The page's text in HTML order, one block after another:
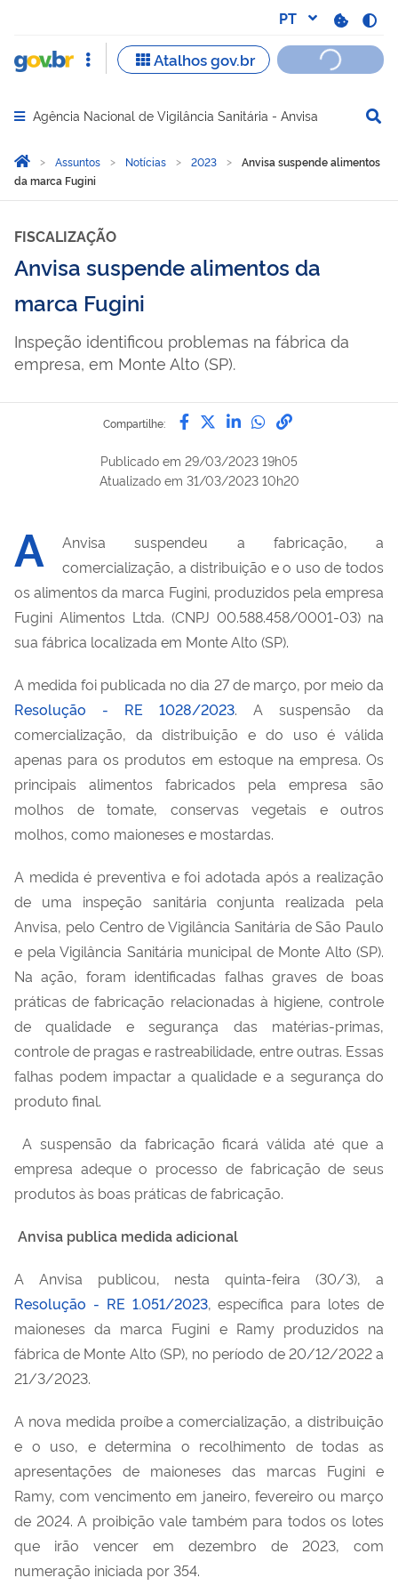
Abrir menu principal de navegação
Agência Nacional de Vigilância Sanitária - Anvisa
Você está aqui:
Página Inicial
Assuntos Notícias 2023
Anvisa suspende alimentos
da marca Fugini
FISCALIZAÇÃO
Anvisa suspende alimentos da
marca Fugini
Inspeção identificou problemas na fábrica da
empresa, em Monte Alto (SP).
Compartilhe: Compartilhe por Facebook
Compartilhe por Twitter
Compartilhe por
Compartilhe
link para
Publicado em 29/03/2023 19h05
Atualizado em 31/03/2023 10h20
A
Anvisa suspendeu a fabricação, a
comercialização, a distribuição e o uso de todos
os alimentos da marca Fugini, produzidos pela empresa
Fugini Alimentos Ltda. (CNPJ 00.588.458/0001-03) na
sua fábrica localizada em Monte Alto (SP).
A medida foi publicada no dia 27 de março, por meio da
Resolução - RE 1028/2023. A suspensão da
comercialização, da distribuição e do uso é válida
apenas para os produtos em estoque na empresa. Os
principais alimentos fabricados pela empresa são
molhos de tomate, conservas vegetais e outros
molhos, como maioneses e mostardas.
A medida é preventiva e foi adotada após a realização
de uma inspeção sanitária conjunta realizada pela
Anvisa, pelo Centro de Vigilância Sanitária de São Paulo
e pela Vigilância Sanitária municipal de Monte Alto (SP).
Na ação, foram identificadas falhas graves de boas
práticas de fabricação relacionadas à higiene, controle
de qualidade e segurança das matérias-primas,
controle de pragas e rastreabilidade, entre outras. Essas
falhas podem impactar a qualidade e a segurança do
produto final.
A suspensão da fabricação ficará válida até que a
empresa adeque o processo de fabricação de seus
produtos às boas práticas de fabricação.
Anvisa publica medida adicional
A Anvisa publicou, nesta quinta-feira (30/3), a
Resolução - RE 1.051/2023, específica para lotes de
maioneses da marca Fugini e Ramy produzidos na
fábrica de Monte Alto (SP), no período de 20/12/2022 a
21/3/2023.
A nova medida proíbe a comercialização, a distribuição
e o uso, e determina o recolhimento de todas as
apresentações de maioneses das marcas Fugini e
Ramy, com vencimento em janeiro, fevereiro ou março
de 2024. A proibição vale também para todos os lotes
que irão vencer em dezembro de 2023, com
numeração iniciada por 354.